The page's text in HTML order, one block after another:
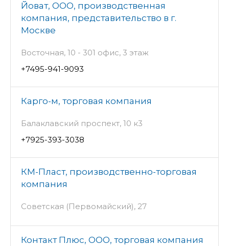
Йоват, ООО, производственная
компания, представительство в г.
Москве
Восточная, 10 - 301 офис, 3 этаж
+7495-941-9093
Карго-м, торговая компания
Балаклавский проспект, 10 к3
+7925-393-3038
КМ-Пласт, производственно-торговая
компания
Советская (Первомайский), 27
Контакт Плюс, ООО, торговая компания